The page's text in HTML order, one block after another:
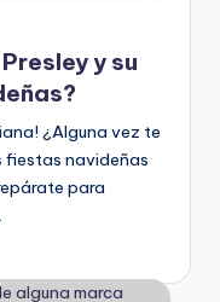
y su
¿Alguna vez te
fiestas navideñas
para